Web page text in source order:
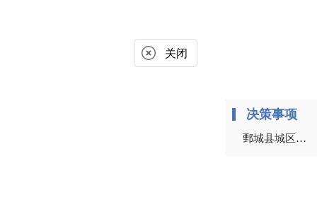
关闭
决策事项
鄄城县城区“三小车辆”综合治理工作实施方案